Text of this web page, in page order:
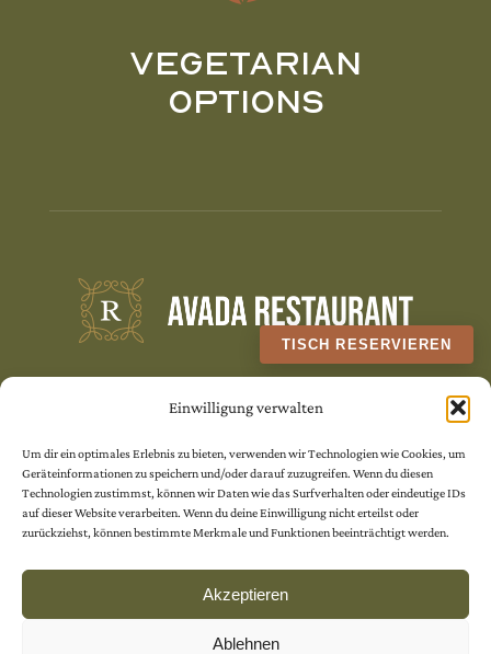
Einwilligung verwalten
Um dir ein optimales Erlebnis zu bieten, verwenden wir Technologien wie Cookies, um
Geräteinformationen zu speichern und/oder darauf zuzugreifen. Wenn du diesen
Technologien zustimmst, können wir Daten wie das Surfverhalten oder eindeutige IDs
auf dieser Website verarbeiten. Wenn du deine Einwilligung nicht erteilst oder
zurückziehst, können bestimmte Merkmale und Funktionen beeinträchtigt werden.
Akzeptieren
Ablehnen
Vegetarian
Options
Quam eu proin sit massa condimentum.
Volutpat non pulvinar
aliquet nunc. Quam eu proin sit massa
condimentum.
TISCH RESERVIEREN